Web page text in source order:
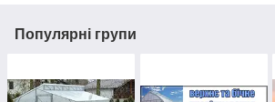
Популярні групи